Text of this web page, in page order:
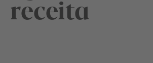
receita